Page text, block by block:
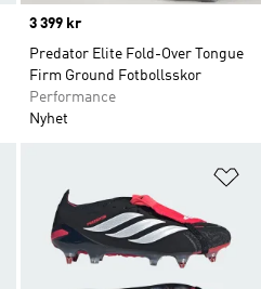
Price
3 399 kr
Predator Elite Fold-Over Tongue
Firm Ground Fotbollsskor
Performance
Nyhet